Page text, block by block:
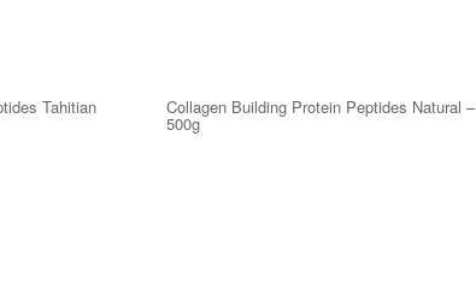
Tahitian Collagen Building Protein Peptides Natural –
500g